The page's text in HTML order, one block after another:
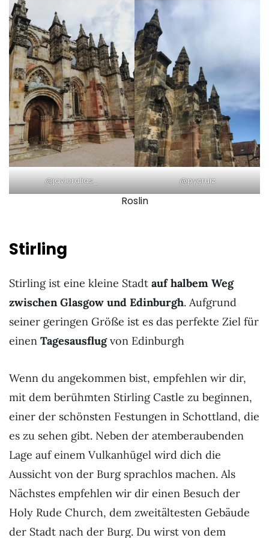
@javieralias_ @pycruiz
Roslin
Stirling
Stirling ist eine kleine Stadt auf halbem Weg
zwischen Glasgow und Edinburgh. Aufgrund
seiner geringen Größe ist es das perfekte Ziel für
einen Tagesausflugvon Edinburgh
Wenn du angekommen bist, empfehlen wir dir,
mit dem berühmten Stirling Castle zu beginnen,
einer der schönsten Festungen in Schottland, die
es zu sehen gibt. Neben der atemberaubenden
Lage auf einem Vulkanhügel wird dich die
Aussicht von der Burg sprachlos machen. Als
Nächstes empfehlen wir dir einen Besuch der
Holy Rude Church, dem zweitältesten Gebäude
der Stadt nach der Burg. Du wirst von dem